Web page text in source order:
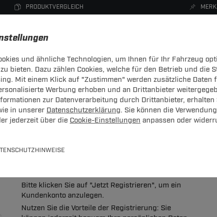
und ähnliche Technologien, um Ihnen für Ihr Fahrzeug
bieten. Dazu zählen Cookies, welche für den Betrieb und die
Mit einem Klick auf "Zustimmen" werden zusätzliche Daten
Werbung erhoben und an Drittanbieter
zur Datenverarbeitung durch Drittanbieter, erhalten
in unserer Datenschutzerklärung. Sie können die
jederzeit über die Cookie-Einstellungen anpassen oder
PRODUKTVERGLEICH
DACHBOXEN FAHRRADTRÄGER ZUBEHÖR
hier mit Ihrer E-Mail-Adresse und Ihrem Passwort an.
Bitte klicken Sie auf "Jetzt Registrieren", um ein
Kundenkonto anzulegen.
Nutzen Sie die Vorteile der Registrierung: Sie